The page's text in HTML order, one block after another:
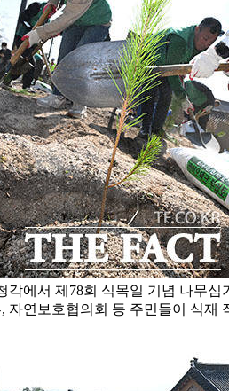
각에서 제78회 식목일 기념 나무
자연보호협의회 등 주민들이 식재